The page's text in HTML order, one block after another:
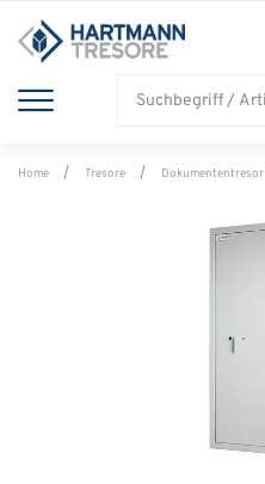
TRESORE
WAFFENSCHRANK
FEUERSCHUTZ
BRANCHEN
Home Tresore Dokumententresor